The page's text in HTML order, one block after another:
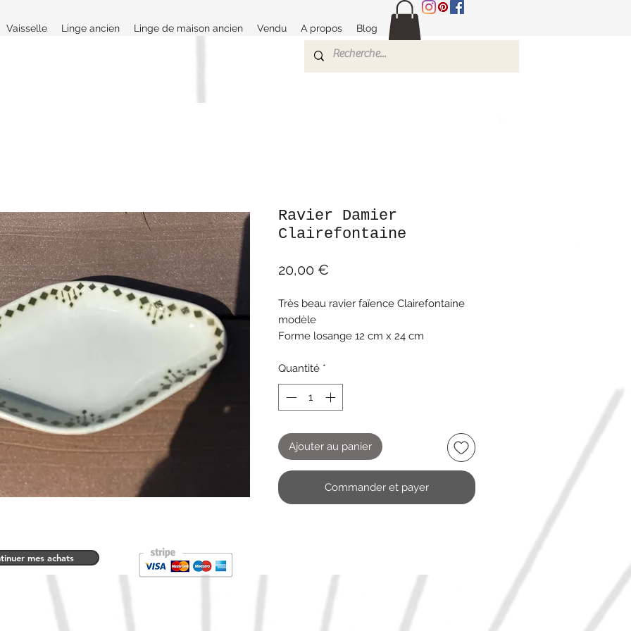
Vaisselle Linge ancien Linge de maison ancien Vendu A propos Blog
Ravier Damier
Clairefontaine
20,00 €
Très beau ravier faïence Clairefontaine
modèle
Forme losange 12 cm x 24 cm
Quantité *
Ajouter au panier
Commander et payer
mes achats